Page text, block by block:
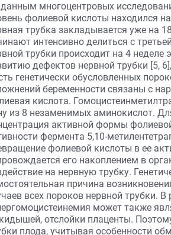
многоцентровых
фолиевой кислоты находился
трубка закладывается уже на
интенсивно делиться с
трубки происходит на 4
дефектов нервной трубки [5,
генетически обусловленных
беременности связаны с
кислота.
из 8 незаменимых аминокислот.
активной формы
фермента 5,10-
фолиевой кислоты в ее
его накоплением в
на нервную трубку.
причина
всех пороков нервной трубки.
может также
отслойки плаценты.
плода, учитывая особенности